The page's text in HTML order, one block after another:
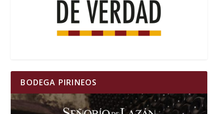
BODEGA PIRINEOS